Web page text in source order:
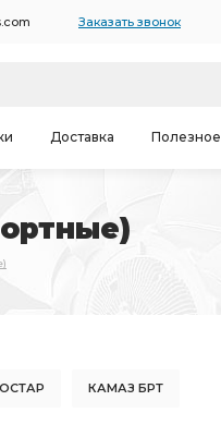
Заказать звонок
Доставка Полезное
КАМАЗ БРТ